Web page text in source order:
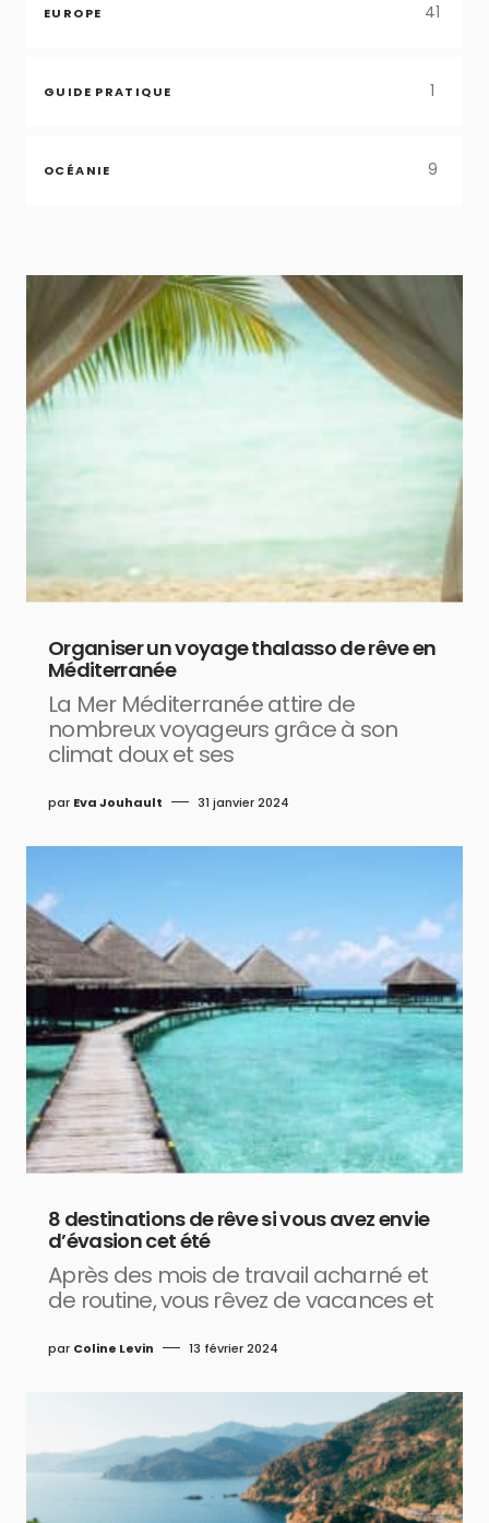
EUROPE 41
GUIDE PRATIQUE 1
OCÉANIE 9
Organiser un voyage thalasso de rêve en
Méditerranée
La Mer Méditerranée attire de
nombreux voyageurs grâce à son
climat doux et ses
par Eva Jouhault 31 janvier 2024
8 destinations de rêve si vous avez envie
d’évasion cet été
Après des mois de travail acharné et
de routine, vous rêvez de vacances et
par Coline Levin 13 février 2024